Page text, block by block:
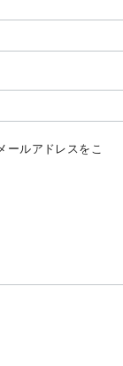
ールアドレスをこ